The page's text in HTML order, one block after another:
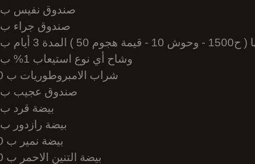
2- صندوق نفيس ب 300 غايا
3- صندوق جراء ب 300 غايا
ب 750 غايا
5- وشاح أي نوع استيعاب 1% ب 300 غايا
6- شراب الامبروطوريات ب 1000 غايا
7- صندوق عجيب ب 300 غايا
8- بيضة قرد ب 110 غايا
9- بيضة رازدور ب 300 غايا
10- بيضة نمير ب 300 غايا
11- بيضة التنين الاحمر ب 300 غايا